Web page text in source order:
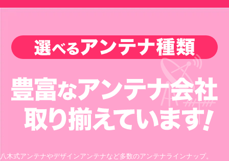
八木式アンテナやデザインアンテナなど多数のアンテナラインナップ。